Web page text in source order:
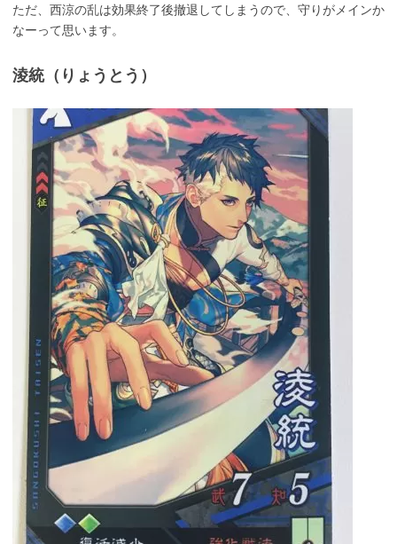
ただ、西涼の乱は効果終了後撤退してしまうので、守りがメインか
なーって思います。
淩統（りょうとう）